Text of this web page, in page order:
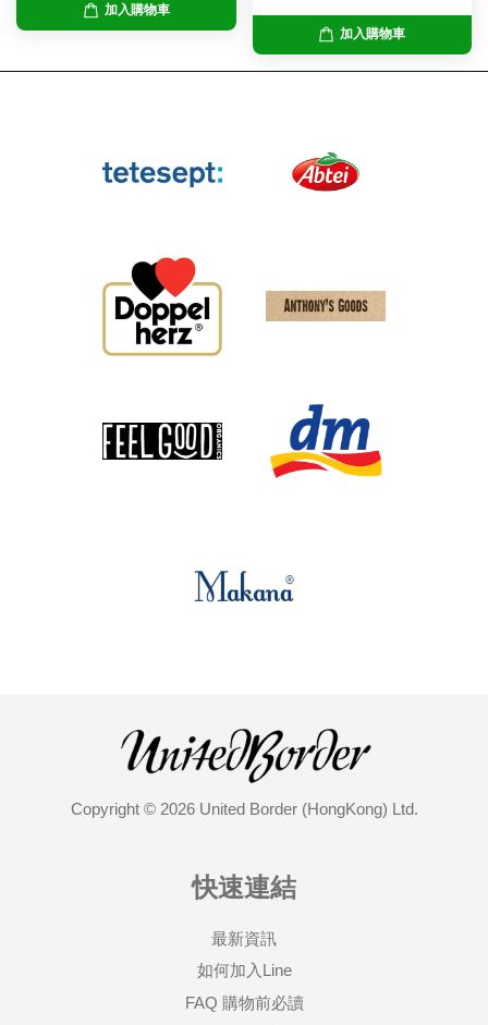
加入購物車
加入購物車
Copyright © 2026 United Border (HongKong) Ltd.
快速連結
最新資訊
如何加入Line
FAQ 購物前必讀